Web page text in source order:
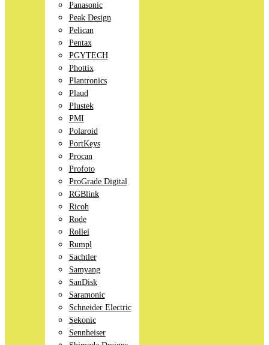
Panasonic
Peak Design
Pelican
Pentax
PGYTECH
Phottix
Plantronics
Plaud
Plustek
PMI
Polaroid
PortKeys
Procan
Profoto
ProGrade Digital
RGBlink
Ricoh
Rode
Rollei
Rumpl
Sachtler
Samyang
SanDisk
Saramonic
Schneider Electric
Sekonic
Sennheiser